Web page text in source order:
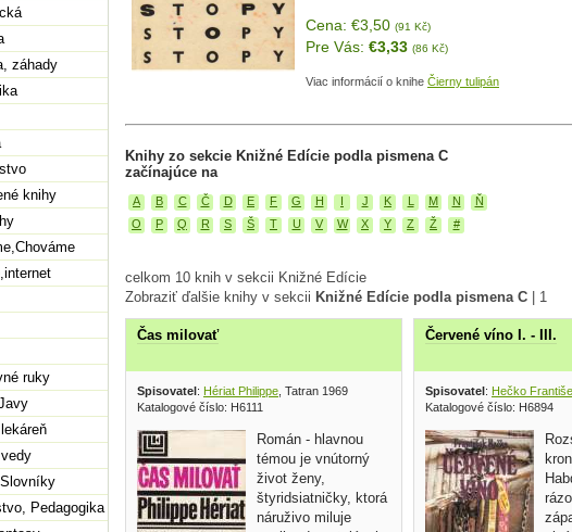
Cena: €3,50 (91 Kč)
Pre Vás: €3,33 (86 Kč)
Viac informácií o knihe Čierny tulipán
Knihy zo sekcie Knižné Edície podla pismena C
začínajúce na
A B C Č D E F G H I J K L M N
Ň
O
P Q R S Š T U V W X Y Z Ž #
celkom 10 knih v sekcii Knižné Edície
Zobraziť ďalšie knihy v sekcii Knižné Edície podla pismena C 1
Čas milovať
Spisovatel: Hériat Philippe , Tatran 1969
Katalogové číslo: H6111
Román - hlavnou
témou je vnútorný
život ženy,
štyridsiatničky, ktorá
náruživo miluje
Červené víno I. - III.
Spisovatel: Hečko
Katalogové číslo: H6894
záhady
knihy
ruky
Pedagogika